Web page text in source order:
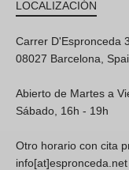
LOCALIZACIÓN
Carrer D'Espronceda
08027 Barcelona,
Abierto de Martes a
Sábado, 16h - 19h
Otro horario con cita
info[at]espronceda.net